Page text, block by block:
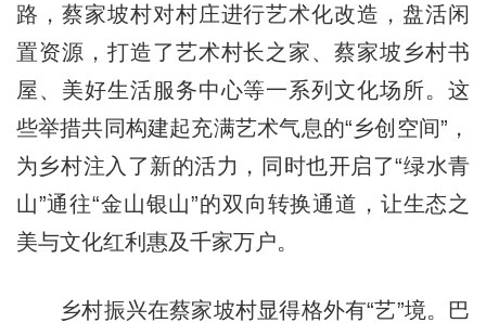
路，蔡家坡村对村庄进行艺术化改造，盘活闲
置资源，打造了艺术村长之家、蔡家坡乡村书
屋、美好生活服务中心等一系列文化场所。这
些举措共同构建起充满艺术气息的“乡创空间”，
为乡村注入了新的活力，同时也开启了“绿水青
山”通往“金山银山”的双向转换通道，让生态之
美与文化红利惠及千家万户。
乡村振兴在蔡家坡村显得格外有“艺”境。巴